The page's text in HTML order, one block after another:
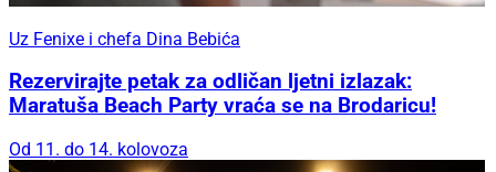
Uz Fenixe i chefa Dina Bebića
Rezervirajte petak za odličan ljetni izlazak:
Maratuša Beach Party vraća se na Brodaricu!
Od 11. do 14. kolovoza